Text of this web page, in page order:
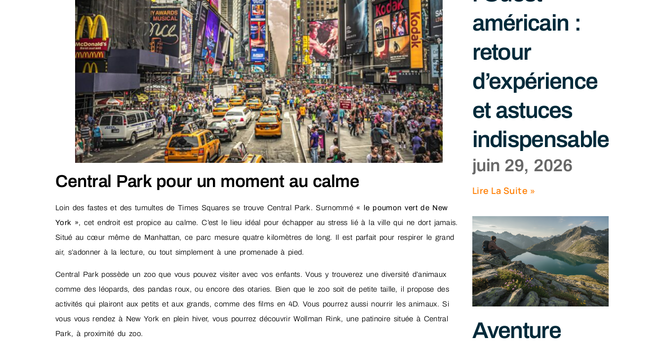
Central Park pour un moment au calme
Loin des fastes et des tumultes de Times Squares se trouve Central Park. Surnommé « le poumon vert de New
York », cet endroit est propice au calme. C’est le lieu idéal pour échapper au stress lié à la ville qui ne dort jamais.
Situé au cœur même de Manhattan, ce parc mesure quatre kilomètres de long. Il est parfait pour respirer le grand
air, s’adonner à la lecture, ou tout simplement à une promenade à pied.
Central Park possède un zoo que vous pouvez visiter avec vos enfants. Vous y trouverez une diversité d’animaux
comme des léopards, des pandas roux, ou encore des otaries. Bien que le zoo soit de petite taille, il propose des
activités qui plairont aux petits et aux grands, comme des films en 4D. Vous pourrez aussi nourrir les animaux. Si
vous vous rendez à New York en plein hiver, vous pourrez découvrir Wollman Rink, une patinoire située à Central
Park, à proximité du zoo.
américain :
retour
d’expérience
et astuces
indispensables
juin 29, 2026
Lire La Suite »
Aventure